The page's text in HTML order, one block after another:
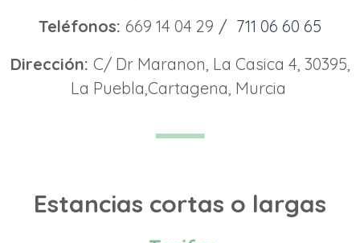
Teléfonos: 669 14 04 29 / 711 06 60 65
Dirección: C/ Dr Maranon, La Casica 4, 30395,
La Puebla,Cartagena, Murcia
Estancias cortas o largas